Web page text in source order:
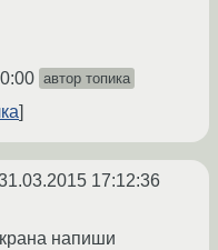
автор топика
17:12:36
напиши